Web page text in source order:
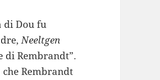
di Dou fu
Neeltgen
di Rembrandt”.
Rembrandt